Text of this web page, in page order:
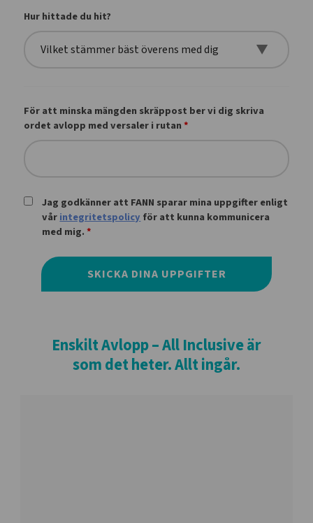
Hur hittade du hit?
För att minska mängden skräppost ber vi dig skriva
ordet avlopp med versaler i rutan*
Jag godkänner att FANN sparar mina uppgifter enligt
vårintegritetspolicy för att kunna kommunicera
med mig.*
Enskilt Avlopp – All Inclusive är
som det heter. Allt ingår.